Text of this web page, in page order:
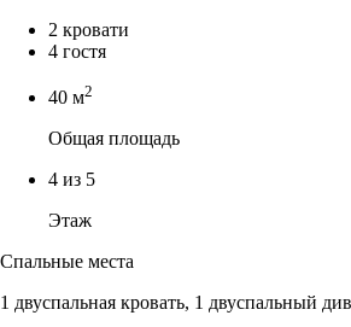
2 кровати
4 гостя
40 м2
Общая площадь
4 из 5
Этаж
Спальные места
1 двуспальная кровать, 1 двуспальный